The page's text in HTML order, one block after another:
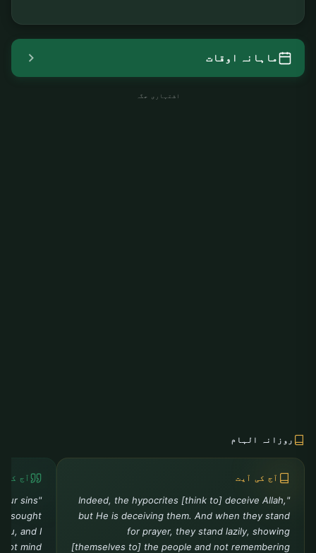
ماہانہ اوقات
اشتہاری جگہ
روزانہ الہام
آج کی آیت
"Indeed, the hypocrites [think to] deceive Allah,
but He is deceiving them. And when they stand
for prayer, they stand lazily, showing
[themselves to] the people and not remembering
آج کی
sins
sought
and I
mind."""